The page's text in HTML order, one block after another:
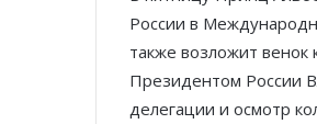
России в
также возложит венок
Президентом России
делегации и осмотр